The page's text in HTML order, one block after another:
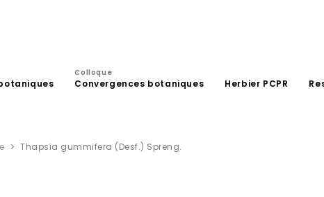
Colloque
Convergences botaniques Herbier PCPR
Thapsia gummifera (Desf.) Spreng.